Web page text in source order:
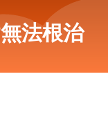
法根治